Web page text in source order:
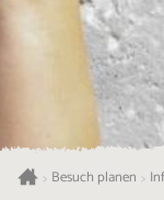
> Besuch planen >